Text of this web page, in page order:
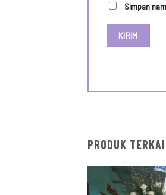
Simpan
PRODUK